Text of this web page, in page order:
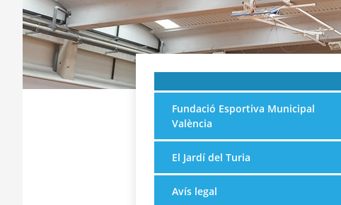
Fundació Esportiva Municipal
València
El Jardí del Turia
Avís legal